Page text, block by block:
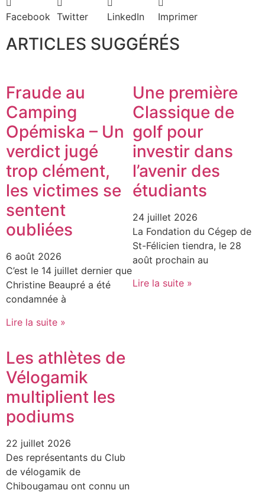
Facebook Twitter LinkedIn Imprimer
ARTICLES SUGGÉRÉS
Fraude au
Camping
Opémiska – Un
verdict jugé
trop clément,
les victimes se
sentent
oubliées
6 août 2026
C’est le 14 juillet dernier que
Christine Beaupré a été
condamnée à
Lire la suite »
Une première
Classique de
golf pour
investir dans
l’avenir des
étudiants
24 juillet 2026
La Fondation du Cégep de
St-Félicien tiendra, le 28
août prochain au
Lire la suite »
Les athlètes de
Vélogamik
multiplient les
podiums
22 juillet 2026
Des représentants du Club
de vélogamik de
Chibougamau ont connu un